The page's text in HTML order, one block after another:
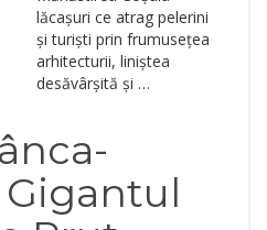
lăcașuri ce atrag pelerini
și turiști prin frumusețea
arhitecturii, liniștea
desăvârșită și …
Gigantul